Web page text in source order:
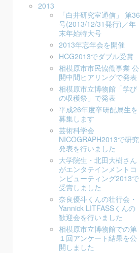
2013
「白井研究室通信」 第36
号(2013/12/31発行)／年
末年始特大号
2013年忘年会を開催
HCG2013でダブル受賞
相模原市市民恊働事業 公
開中間ヒアリングで発表
相模原市立博物館「学び
の収穫祭」で発表
平成26年度卒研配属生を
募集します
芸術科学会
NICOGRAPH2013で研究
発表を行いました
大学院生・北田大樹さん
がエンタテインメントコ
ンピューティング2013で
受賞しました
奈良優斗くんの壮行会・
Yannick LITFASSくんの
歓迎会を行いました
相模原市立博物館での第
１回アンケート結果を公
開しました